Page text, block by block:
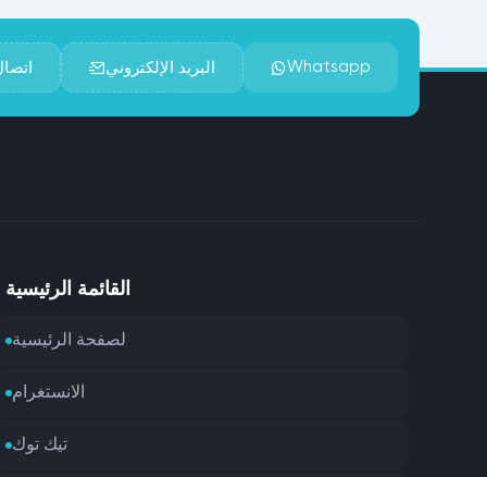
البريد الإلكتروني Whatsapp
القائمة الرئيسية
لصفحة الرئيسية
الانستغرام
تيك توك